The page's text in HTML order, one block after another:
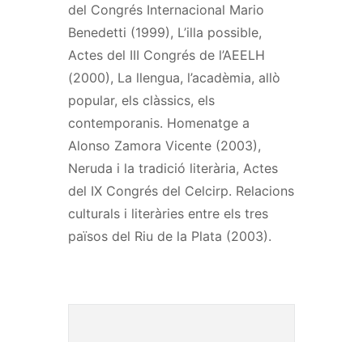
del Congrés Internacional Mario
Benedetti (1999), L’illa possible,
Actes del III Congrés de l’AEELH
(2000), La llengua, l’acadèmia, allò
popular, els clàssics, els
contemporanis. Homenatge a
Alonso Zamora Vicente (2003),
Neruda i la tradició literària, Actes
del IX Congrés del Celcirp. Relacions
culturals i literàries entre els tres
països del Riu de la Plata (2003).